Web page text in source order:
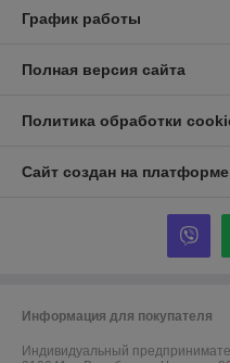
График работы
Полная версия сайта
Политика обработки
Сайт создан на
Информация для покупателя
Индивидуальный